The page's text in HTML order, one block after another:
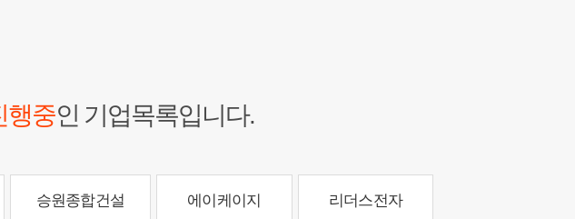
행중인 기업목록입니다.
승원종합건설 에이케이지 리더스전자